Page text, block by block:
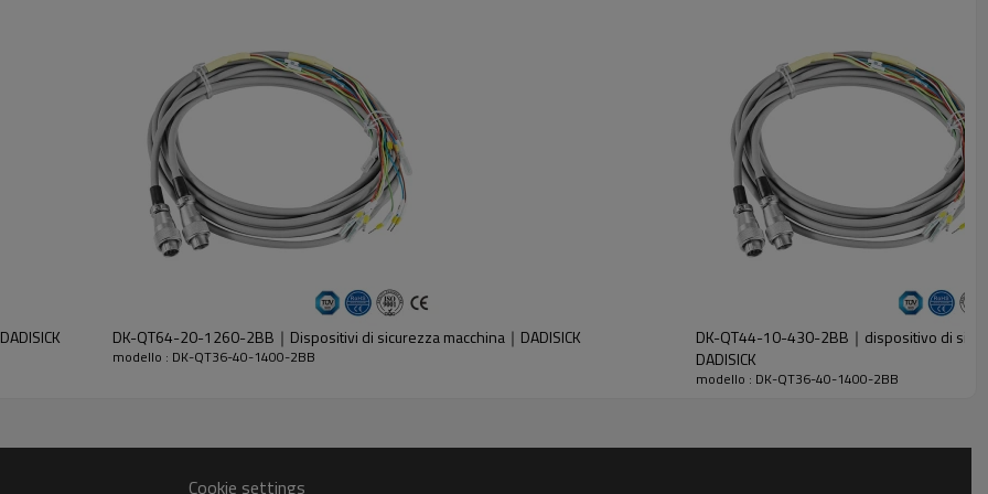
dell'emettitore e del ricevitore.
DK-QT64-20-1260-2BB｜Dispositivi di sicurezza macchina｜DADISICK
modello : DK-QT36-40-1400-2BB
DK-QT44-10-430-2BB｜dispositivo di
DADISICK
modello : DK-QT36-40-1400-2BB
Cookie settings